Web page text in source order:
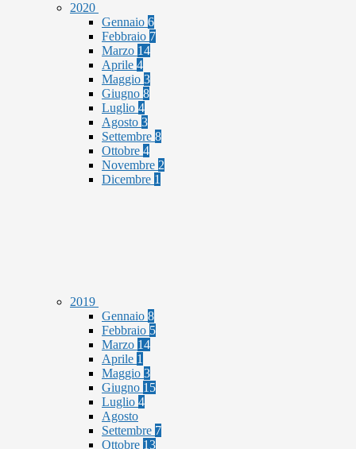
2020
Gennaio 6
Febbraio 7
Marzo 14
Aprile 4
Maggio 3
Giugno 8
Luglio 4
Agosto 3
Settembre 8
Ottobre 4
Novembre 2
Dicembre 1
2019
Gennaio 8
Febbraio 5
Marzo 14
Aprile 1
Maggio 3
Giugno 15
Luglio 4
Agosto
Settembre 7
Ottobre 13